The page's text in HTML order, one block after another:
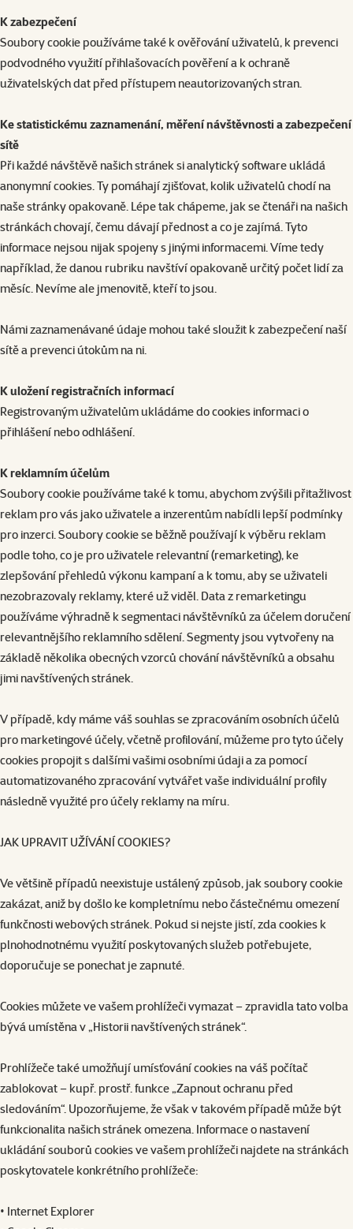
K zabezpečení
Soubory cookie používáme také k ověřování uživatelů, k prevenci
podvodného využití přihlašovacích pověření a k ochraně
uživatelských dat před přístupem neautorizovaných stran.
Ke statistickému zaznamenání, měření návštěvnosti a zabezpečení
sítě
Při každé návštěvě našich stránek si analytický software ukládá
anonymní cookies. Ty pomáhají zjišťovat, kolik uživatelů chodí na
naše stránky opakovaně. Lépe tak chápeme, jak se čtenáři na našich
stránkách chovají, čemu dávají přednost a co je zajímá. Tyto
informace nejsou nijak spojeny s jinými informacemi. Víme tedy
například, že danou rubriku navštíví opakovaně určitý počet lidí za
měsíc. Nevíme ale jmenovitě, kteří to jsou.
Námi zaznamenávané údaje mohou také sloužit k zabezpečení naší
sítě a prevenci útokům na ni.
K uložení registračních informací
Registrovaným uživatelům ukládáme do cookies informaci o
přihlášení nebo odhlášení.
K reklamním účelům
Soubory cookie používáme také k tomu, abychom zvýšili přitažlivost
reklam pro vás jako uživatele a inzerentům nabídli lepší podmínky
pro inzerci. Soubory cookie se běžně používají k výběru reklam
podle toho, co je pro uživatele relevantní (remarketing), ke
zlepšování přehledů výkonu kampaní a k tomu, aby se uživateli
nezobrazovaly reklamy, které už viděl. Data z remarketingu
používáme výhradně k segmentaci návštěvníků za účelem doručení
relevantnějšího reklamního sdělení. Segmenty jsou vytvořeny na
základě několika obecných vzorců chování návštěvníků a obsahu
jimi navštívených stránek.
V případě, kdy máme váš souhlas se zpracováním osobních účelů
pro marketingové účely, včetně profilování, můžeme pro tyto účely
cookies propojit s dalšími vašimi osobními údaji a za pomocí
automatizovaného zpracování vytvářet vaše individuální profily
následně využité pro účely reklamy na míru.
JAK UPRAVIT UŽÍVÁNÍ COOKIES?
Ve většině případů neexistuje ustálený způsob, jak soubory cookie
zakázat, aniž by došlo ke kompletnímu nebo částečnému omezení
funkčnosti webových stránek. Pokud si nejste jistí, zda cookies k
plnohodnotnému využití poskytovaných služeb potřebujete,
doporučuje se ponechat je zapnuté.
Cookies můžete ve vašem prohlížeči vymazat – zpravidla tato volba
bývá umístěna v „Historii navštívených stránek“.
Prohlížeče také umožňují umísťování cookies na váš počítač
zablokovat – kupř. prostř. funkce „Zapnout ochranu před
sledováním“. Upozorňujeme, že však v takovém případě může být
funkcionalita našich stránek omezena. Informace o nastavení
ukládání souborů cookies ve vašem prohlížeči najdete na stránkách
poskytovatele konkrétního prohlížeče:
• Internet Explorer